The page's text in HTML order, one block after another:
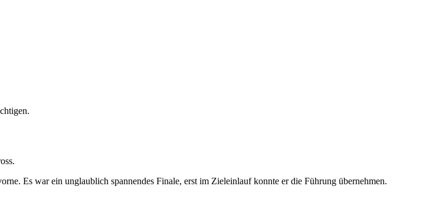
Es war ein unglaublich spannendes Finale, erst im Zieleinlauf konnte er die Führung übernehmen.